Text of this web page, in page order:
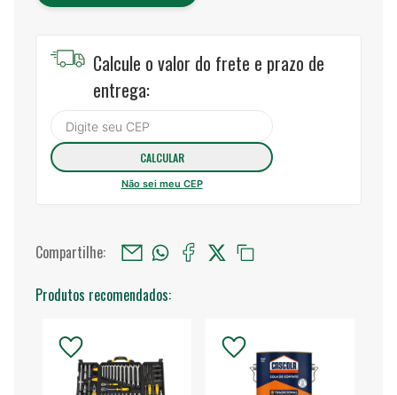
Calcule o valor do frete e prazo de
entrega:
Não sei meu CEP
Compartilhe:
Produtos recomendados: